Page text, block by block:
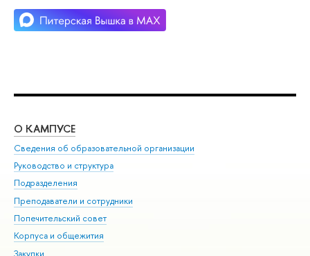
О КАМПУСЕ
Сведения об образовательной организации
Руководство и структура
Подразделения
Преподаватели и сотрудники
Попечительский совет
Корпуса и общежития
Закупки